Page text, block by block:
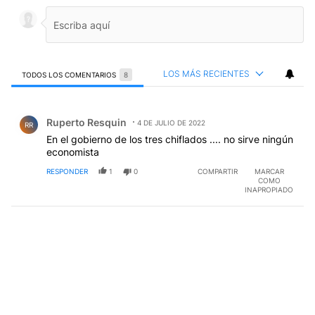
TODOS LOS COMENTARIOS 8 LOS MÁS RECIENTES
RR Ruperto Resquin 4 DE JULIO DE 2022
En el gobierno de los tres chiflados .... no sirve ningún
economista
RESPONDER 1 0 COMPARTIR
MARCAR
COMO
INAPROPIADO